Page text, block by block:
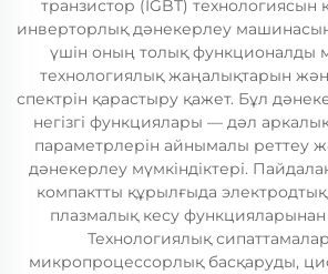
транзистор (IGBT) технологиясын
инверторлық дәнекерлеу
үшін оның толық функционалды
технологиялық жаңалықтарын
спектрін қарастыру қажет. Бұл
негізгі функциялары — дәл
параметрлерін айнымалы реттеу
дәнекерлеу мүмкіндіктері.
компактты құрылғыда
плазмалық кесу
Технологиялық
микропроцессорлық басқаруды,